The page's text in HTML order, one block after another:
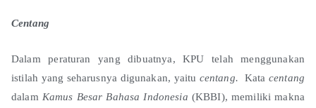
Centang
Dalam peraturan yang dibuatnya, KPU telah menggunakan
istilah yang seharusnya digunakan, yaitu centang. Kata centang
dalam Kamus Besar Bahasa Indonesia (KBBI), memiliki makna